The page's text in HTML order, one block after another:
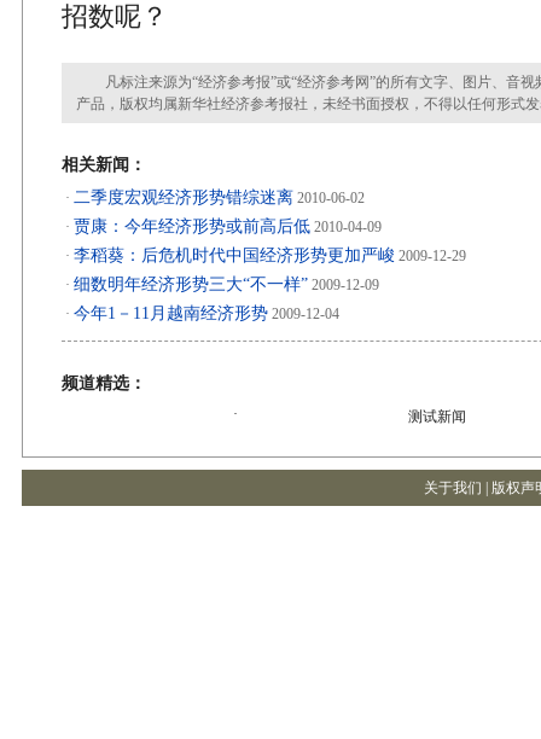
招数呢？
凡标注来源为“经济参考报”或“经济参考网”的所有文字、图片、音视
产品，版权均属新华社经济参考报社，未经书面授权，不得以任何形式
相关新闻：
· 二季度宏观经济形势错综迷离 2010-06-02
· 贾康：今年经济形势或前高后低 2010-04-09
· 李稻葵：后危机时代中国经济形势更加严峻 2009-12-29
· 细数明年经济形势三大“不一样” 2009-12-09
· 今年1－11月越南经济形势 2009-12-04
频道精选：
· 测试新闻